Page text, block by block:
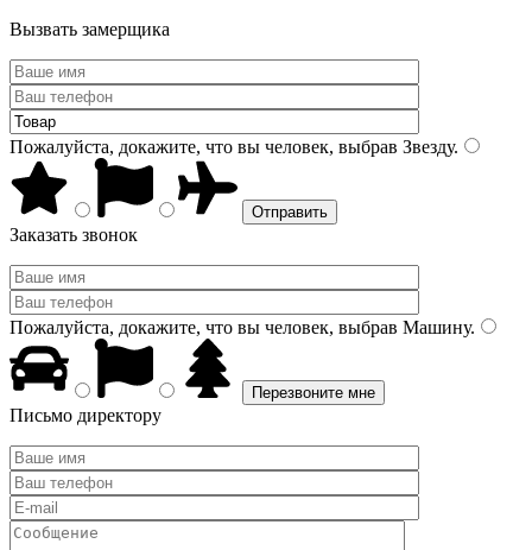
Вызвать замерщика
Пожалуйста, докажите, что вы человек, выбрав Звезду.
Заказать звонок
Пожалуйста, докажите, что вы человек, выбрав Машину.
Письмо директору